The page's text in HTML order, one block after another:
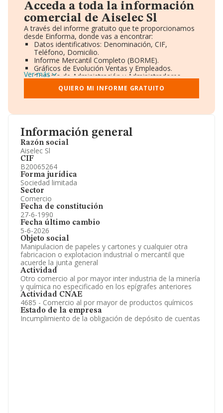
Información general
Razón social
Aiselec Sl
CIF
B20065264
Forma jurídica
Sociedad limitada
Sector
Comercio
Fecha de constitución
27-6-1990
Fecha último cambio
5-6-2026
Objeto social
Manipulacion de papeles y cartones y cualquier otra
fabricacion o explotacion industrial o mercantil que
acuerde la junta general
Actividad
Otro comercio al por mayor inter industria de la minería
y química no especificado en los epígrafes anteriores
Actividad CNAE
4685 - Comercio al por mayor de productos químicos
Estado de la empresa
Incumplimiento de la obligación de depósito de cuentas
Acceda a toda la información
comercial de Aiselec Sl
A través del informe gratuito que te proporcionamos
desde Einforma, donde vas a encontrar:
Datos identificativos: Denominación, CIF,
Teléfono, Domicilio.
Informe Mercantil Completo (BORME).
Gráficos de Evolución Ventas y Empleados.
Consejo de Administración y Administradores.
Directivos y Ejecutivos.
Accionistas.
Participaciones y Vinculaciones en otras empresas.
Información oficial y registral complementaria.
Ver más
QUIERO MI INFORME GRATUITO